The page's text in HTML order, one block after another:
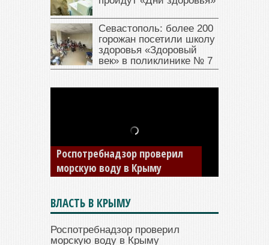
Севастополь: более 200
горожан посетили школу
здоровья «Здоровый
век» в поликлинике № 7
Роспотребнадзор проверил
морскую воду в Крыму
В Крыму у жителя Саки
изъяли автомобиль —
накопил долги по штрафам
ГИБДД
ВЛАСТЬ В КРЫМУ
Роспотребнадзор проверил
морскую воду в Крыму